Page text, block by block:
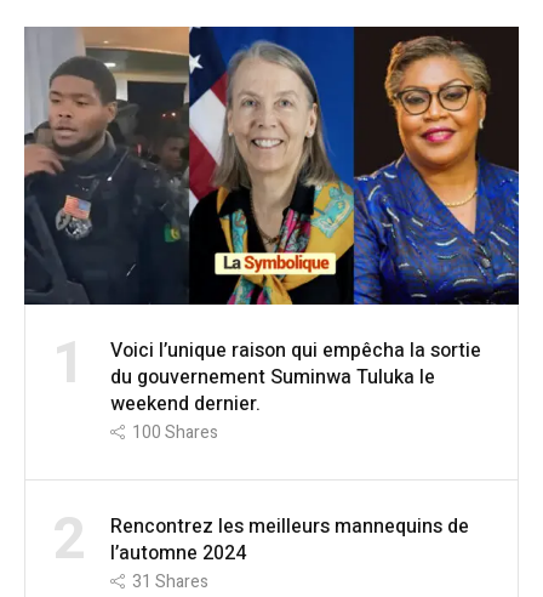
1
Voici l’unique raison qui empêcha la sortie
du gouvernement Suminwa Tuluka le
weekend dernier.
100Shares
2
Rencontrez les meilleurs mannequins de
l’automne 2024
31 Shares